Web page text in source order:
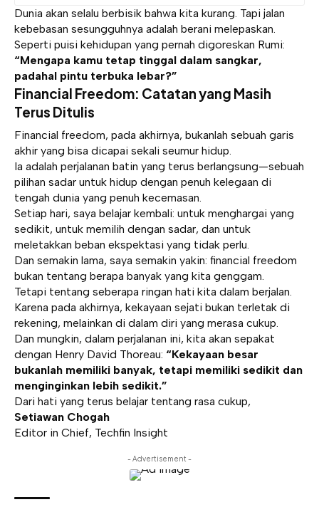
Dunia akan selalu berbisik bahwa kita kurang. Tapi jalan
kebebasan sesungguhnya adalah berani melepaskan.
Seperti puisi kehidupan yang pernah digoreskan Rumi:
“Mengapa kamu tetap tinggal dalam sangkar,
padahal pintu terbuka lebar?”
Financial Freedom: Catatan yang Masih
Terus Ditulis
Financial freedom, pada akhirnya, bukanlah sebuah garis
akhir yang bisa dicapai sekali seumur hidup.
Ia adalah perjalanan batin yang terus berlangsung—sebuah
pilihan sadar untuk hidup dengan penuh kelegaan di
tengah dunia yang penuh kecemasan.
Setiap hari, saya belajar kembali: untuk menghargai yang
sedikit, untuk memilih dengan sadar, dan untuk
meletakkan beban ekspektasi yang tidak perlu.
Dan semakin lama, saya semakin yakin: financial freedom
bukan tentang berapa banyak yang kita genggam.
Tetapi tentang seberapa ringan hati kita dalam berjalan.
Karena pada akhirnya, kekayaan sejati bukan terletak di
rekening, melainkan di dalam diri yang merasa cukup.
Dan mungkin, dalam perjalanan ini, kita akan sepakat
dengan Henry David Thoreau: “Kekayaan besar
bukanlah memiliki banyak, tetapi memiliki sedikit dan
menginginkan lebih sedikit.”
Dari hati yang terus belajar tentang rasa cukup,
Setiawan Chogah
Editor in Chief, Techfin Insight
- Advertisement -